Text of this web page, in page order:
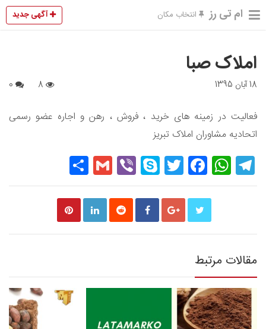
ام تی رز انتخاب مکان آگهی جدید
املاک صبا
18 آبان 1395
فعالیت در زمینه های خرید ، فروش ، رهن و اجاره عضو رسمی
اتحادیه مشاوران املاک تبریز
Telegram
WhatsApp
Facebook
Twitter
Skype
Viber
Gmail
مقالات مرتبط